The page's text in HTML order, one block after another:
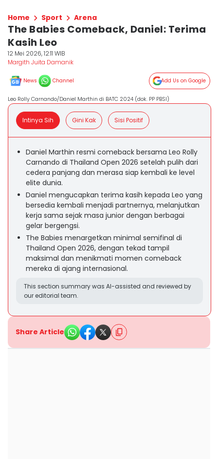
Home Sport Arena
The Babies Comeback, Daniel: Terima
Kasih Leo
12 Mei 2026, 12:11 WIB
Margith Juita Damanik
News Channel Add Us on Google
Leo Rolly Carnando/Daniel Marthin di BATC 2024 (dok. PP PBSI)
Intinya Sih Gini Kak Sisi Positif
Daniel Marthin resmi comeback bersama Leo Rolly
Carnando di Thailand Open 2026 setelah pulih dari
cedera panjang dan merasa siap kembali ke level
elite dunia.
Daniel mengucapkan terima kasih kepada Leo yang
bersedia kembali menjadi partnernya, melanjutkan
kerja sama sejak masa junior dengan berbagai
gelar bergengsi.
The Babies menargetkan minimal semifinal di
Thailand Open 2026, dengan tekad tampil
maksimal dan menikmati momen comeback
mereka di ajang internasional.
This section summary was AI-assisted and reviewed by
our editorial team.
Share Article